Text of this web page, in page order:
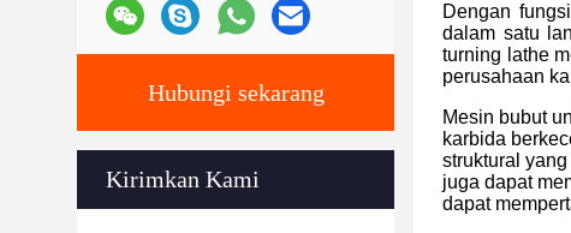
Hubungi sekarang
Kirimkan Kami
Dengan
dalam satu
turning lathe
perusahaan
Mesin bubut
karbida
struktural
juga dapat
dapat